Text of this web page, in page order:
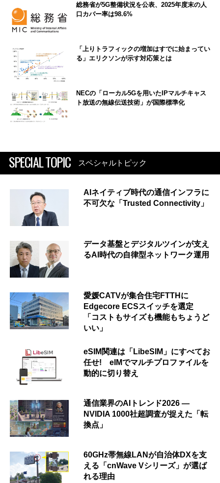
総務省が5G整備状況を公表、2025年度末の人
口カバー率は98.6%
「上りトラフィックの増加はすでに始まってい
る」エリクソンが示す対応策とは
NECの「ローカル5Gを用いたIPマルチキャス
ト放送の無線伝送技術」が国際標準化
SPECIAL TOPIC スペシャルトピック
AIネイティブ時代の通信インフラに
不可欠な「Trusted Connectivity」
データ基盤とデジタルツインが支え
るAI時代の自律型ネットワーク運用
愛媛CATVが集合住宅FTTHに
Edgecore ECSスイッチを選定
「コストもサイズも機能もちょうど
いい」
eSIM関連は「LibeSIM」にすべてお
任せ! eIMでマルチプロファイルを
動的に切り替え
通信業界のAIトレンド2026 ―
NVIDIA 1000社超調査が捉えた「転
換点」
60GHz帯無線LANが自治体DXを支
える「cnWave Vシリーズ」が選ば
れる理由